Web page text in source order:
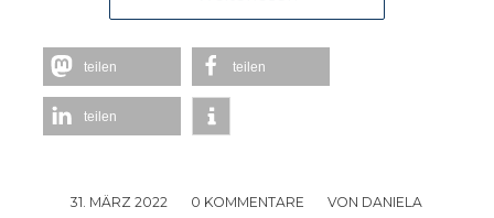
teilen teilen
teilen
31. MÄRZ 2022
/ 0 KOMMENTARE
/ VON DANIELA